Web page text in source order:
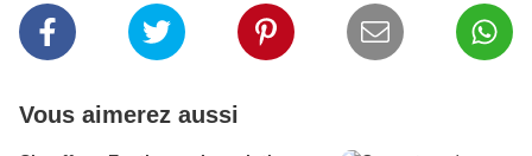
Vous aimerez aussi